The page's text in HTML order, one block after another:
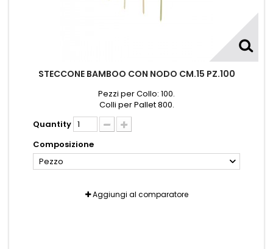
STECCONE BAMBOO CON NODO CM.15 PZ.100
Pezzi per Collo: 100.
Colli per Pallet 800.
Quantity
Composizione
Pezzo
Aggiungi al comparatore